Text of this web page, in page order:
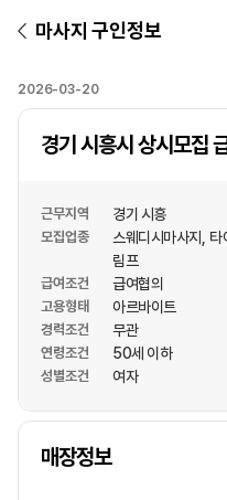
마사지 구인정보
2026-03-20
경기 시흥시 상시모집
근무지역 경기 시흥
모집업종 스웨디시마사지 타
림프
급여조건 급여협의
고용형태 아르바이트
경력조건 무관
연령조건 50세 이하
성별조건 여자
매장정보
상호명